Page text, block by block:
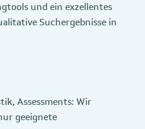
und ein exzellentes
Suchergebnisse in
Assessments: Wir
geeignete